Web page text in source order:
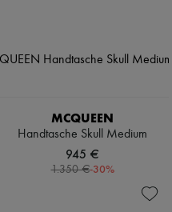
MCQUEEN
Handtasche Skull Medium
945 €
1.350 €-30%